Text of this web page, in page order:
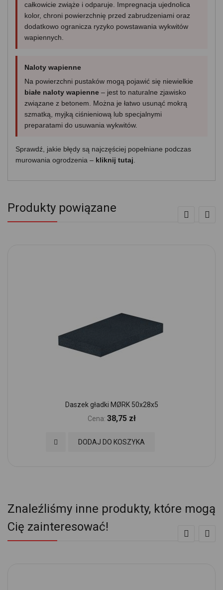
całkowicie zwiąże i odparuje. Impregnacja ujednolica
kolor, chroni powierzchnię przed zabrudzeniami oraz
dodatkowo ogranicza ryzyko powstawania wykwitów
wapiennych.
Naloty wapienne
Na powierzchni pustaków mogą pojawić się niewielkie
białe naloty wapienne – jest to naturalne zjawisko
związane z betonem. Można je łatwo usunąć mokrą
szmatką, myjką ciśnieniową lub specjalnymi
preparatami do usuwania wykwitów.
Sprawdź, jakie błędy są najczęściej popełniane podczas
murowania ogrodzenia – kliknij tutaj
Produkty powiązane
Daszek gładki MØRK 50x28x5
Cena: 38,75 zł
DODAJ DO KOSZYKA
Dodaj do Ulubionych
Znaleźliśmy inne produkty, które mogą
Cię zainteresować!